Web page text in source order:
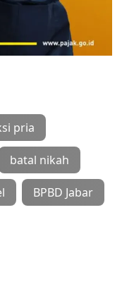
pria
batal nikah
BPBD Jabar